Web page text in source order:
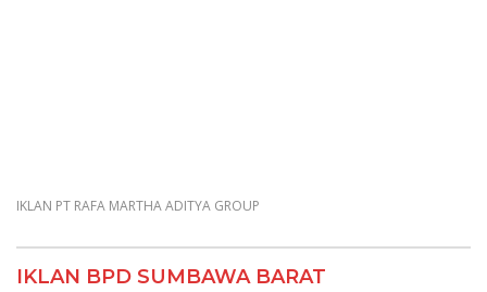
IKLAN PT RAFA MARTHA ADITYA GROUP
IKLAN BPD SUMBAWA BARAT